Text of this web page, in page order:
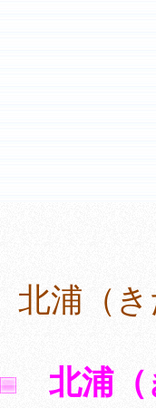
北浦（
北浦